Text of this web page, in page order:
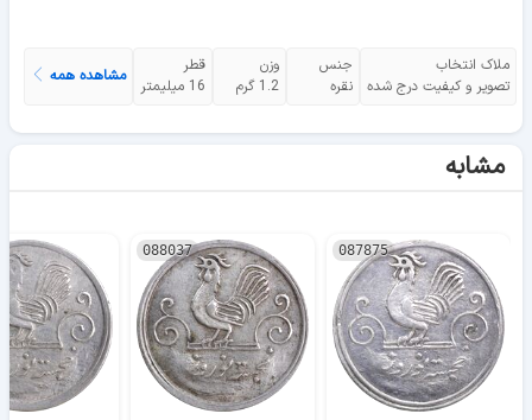
ملاک انتخاب
تصویر و کیفیت درج شده
جنس
نقره
وزن
1.2 گرم
قطر
16 میلیمتر
مشاهده همه
مشابه
087875
088037